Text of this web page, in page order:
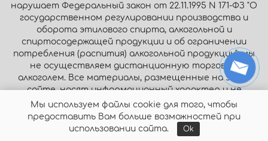
нарушает Федеральный закон от 22.11.1995 N 171-ФЗ "О
государственном регулировании производства и
оборота этилового спирта, алкогольной и
спиртосодержащей продукции и об ограничении
потребления (распития) алкогольной продукции": мы
не осуществляем дистанционную торговлю
алкоголем. Все материалы, размещенные на этом
сайте, носят информационный характер и не
являются публичной офертой.
© Интернет-магазин «Prokreatif.ru», 2026. Все права
защищены
Мы используем файлы cookie для того, чтобы
предоставить Вам больше возможностей при
использовании сайта.
Ok